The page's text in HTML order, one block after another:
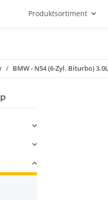
Produktsortiment
BMW - N54 (6-Zyl. Biturbo) 3.0L